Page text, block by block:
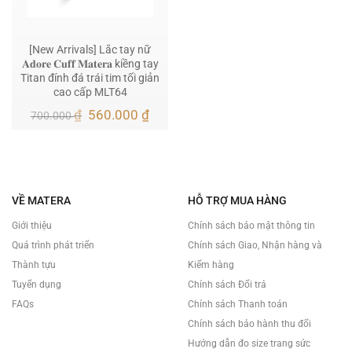
[New Arrivals] Lắc tay nữ
𝐀𝐝𝐨𝐫𝐞 𝐂𝐮𝐟𝐟 𝐌𝐚𝐭𝐞𝐫𝐚 kiềng tay
Titan đính đá trái tim tối giản
cao cấp MLT64
700.000₫ Giá
560.000₫Giá
VỀ MATERA
Giới thiệu
Quá trình phát triển
Thành tựu
Tuyển dụng
FAQs
HỖ TRỢ MUA HÀNG
Chính sách bảo mật thông tin
Chính sách Giao, Nhận hàng và
Kiểm hàng
Chính sách Đổi trả
Chính sách Thanh toán
Chính sách bảo hành thu đổi
Hướng dẫn đo size trang sức